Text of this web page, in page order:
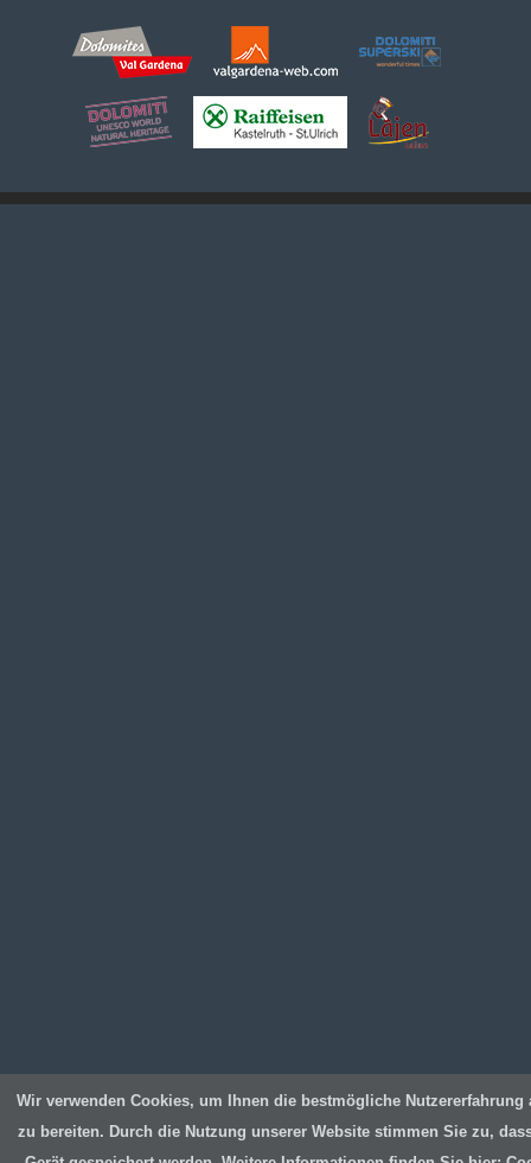
Wir verwenden Cookies, um Ihnen die bestmögliche Nutzererfahrung
zu bereiten. Durch die Nutzung unserer Website stimmen Sie zu,